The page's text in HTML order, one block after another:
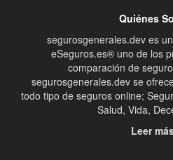
Quiénes
segurosgenerales.dev es
eSeguros.es® uno de los
comparación de
segurosgenerales.dev se
todo tipo de seguros online;
Salud, Vida,
Leer